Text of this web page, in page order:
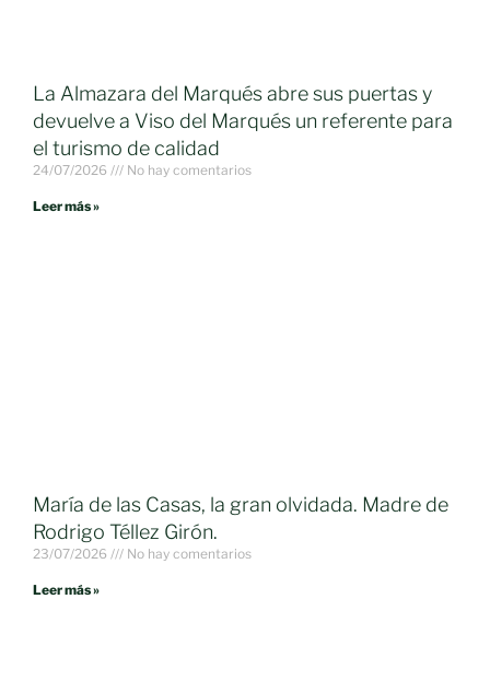
La Almazara del Marqués abre sus puertas y
devuelve a Viso del Marqués un referente para
el turismo de calidad
24/07/2026 No hay comentarios
Leer más »
María de las Casas, la gran olvidada. Madre de
Rodrigo Téllez Girón.
23/07/2026 No hay comentarios
Leer más »